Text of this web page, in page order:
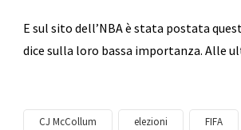
E sul sito dell’NBA è stata postata
dice sulla loro bassa importanza. Alle
CJ McCollum elezioni FIFA